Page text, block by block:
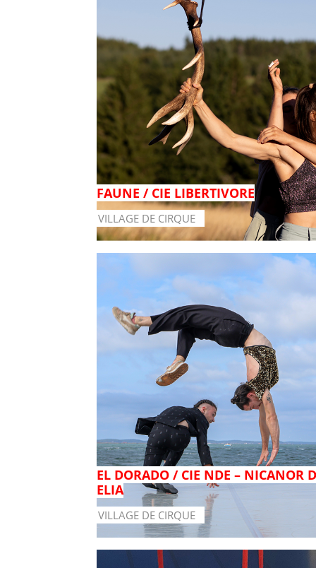
FAUNE / CIE LIBERTIVORE
VILLAGE DE CIRQUE
EL DORADO / CIE NDE – NICANOR
ELIA
VILLAGE DE CIRQUE